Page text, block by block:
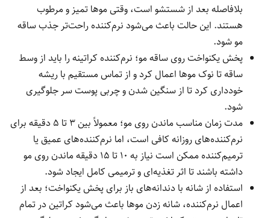
بلافاصله بعد از شستشو است، وقتی موها تمیز و مرطوب
هستند. این حالت باعث می‌شود نرم‌کننده راحت‌تر جذب ساقه
مو شود.
پخش یکنواخت روی ساقه مو؛ نرم‌کننده کراتینه را باید از وسط
ساقه تا نوک موها اعمال کرد و از تماس مستقیم با ریشه
خودداری کرد تا از سنگین شدن و چربی پوست سر جلوگیری
شود.
مدت زمان مناسب ماندن روی مو؛ معمولاً بین ۳ تا ۵ دقیقه برای
نرم‌کننده‌های روزانه کافی است، اما نرم‌کننده‌های عمیق یا
ترمیم‌کننده ممکن است نیاز به ۱۰ تا ۱۵ دقیقه ماندن روی مو
داشته باشند تا اثر تغذیه‌ای و ترمیمی کامل ایجاد شود.
استفاده از شانه با دندانه‌های باز برای پخش یکنواخت؛ بعد از
اعمال نرم‌کننده، شانه زدن موها باعث می‌شود کراتین در تمام